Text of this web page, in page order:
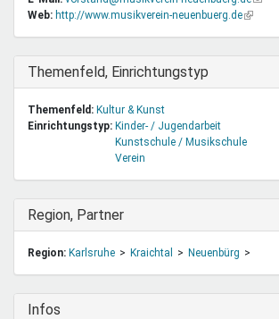
sendet
Web: http://www.musikverein-neuenbuerg.de(Link
Ausblenden
Themenfeld, Einrichtungstyp
Themenfeld: Kultur & Kunst
Einrichtungstyp: Kinder- / Jugendarbeit
Kunstschule / Musikschule
Verein
Ausblenden
Region, Partner
Region: Karlsruhe Kraichtal Neuenbürg
Ausblenden
Infos